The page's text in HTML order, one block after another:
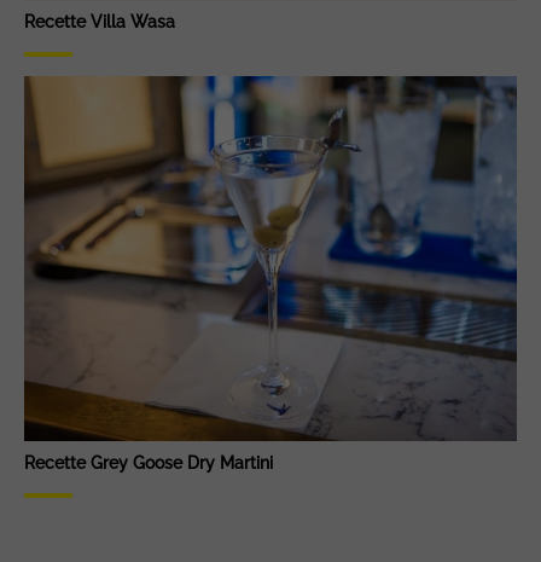
Recette Villa Wasa
Recette Grey Goose Dry Martini